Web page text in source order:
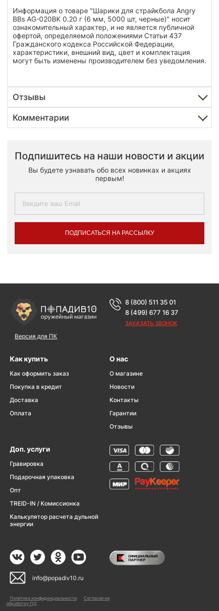
Информация о товаре "Шарики для страйкбола Angry
BBs AG-020BK 0.20 г (6 мм, 5000 шт, черные)" носит
ознакомительный характер, и не является публичной
офертой, определяемой положениями Статьи 437
Гражданского кодекса Российской Федерации,
характеристики, внешний вид, цвет и комплектация
могут быть изменены производителем без уведомления.
Отзывы
Комментарии
Подпишитесь на наши новости и акции
Вы будете узнавать обо всех новинках и акциях
первым!
ПОДПИСАТЬСЯ НА РАССЫЛКУ
Версия для ПК
8 (800) 511 35 01
8 (499) 677 16 37
ЗАКАЗАТЬ ЗВОНОК
Как купить
Как оформить заказ
Покупка в кредит
Доставка
Оплата
О нас
О магазине
Новости
Контакты
Гарантии
Отзывы
Доп. услуги
Гравировка
Подарочная упаковка
Опт
TREID-IN / Комиссионка
Калькулятор расчета дульной
энергии
info@popadiv10.ru
Политика конфиденциальности
Согласие на
обработку ПД